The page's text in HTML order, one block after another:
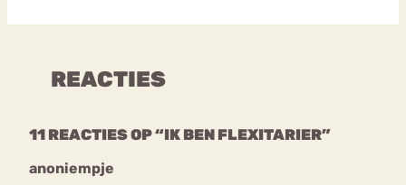
REACTIES
11 REACTIES OP “IK BEN FLEXITARIER”
anoniempje